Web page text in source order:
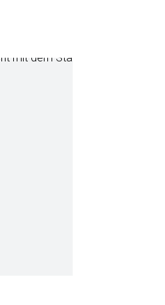
Lebens darstellen. Bedürfnisse,
und Emotionen
sind. Sie gehören zu
mit dem Status Quo